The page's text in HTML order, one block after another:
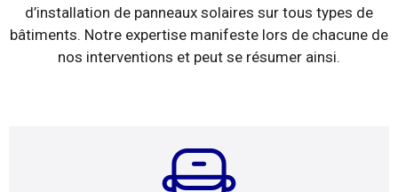
d’installation de panneaux solaires sur tous types de
bâtiments. Notre expertise manifeste lors de chacune de
nos interventions et peut se résumer ainsi.